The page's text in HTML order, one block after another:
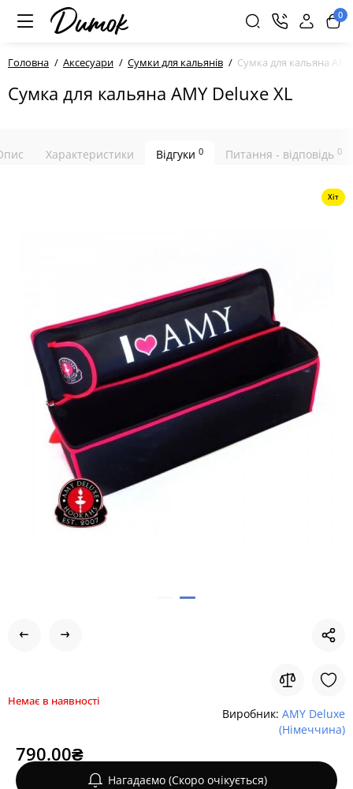
0
Головна Аксесуари Сумки для кальянів Сумка для кальяна
Сумка для кальяна AMY Deluxe XL
Характеристики Відгуки 0 Питання - відповідь 0
Хіт
Немає в наявності
Виробник: AMY Deluxe
(Німеччина)
790.00₴
Нагадаємо (Скоро очікується)